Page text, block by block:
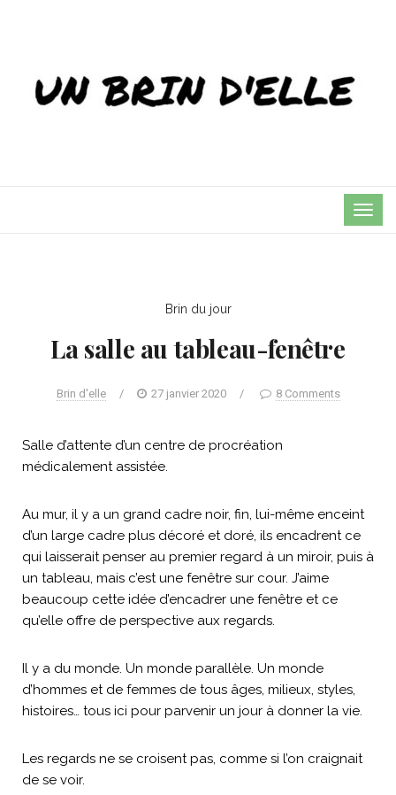
Brin du jour
La salle au tableau-fenêtre
Brin d'elle / 27 janvier 2020 / 8 Comments
Salle d’attente d’un centre de procréation
médicalement assistée.
Au mur, il y a un grand cadre noir, fin, lui-même enceint
d’un large cadre plus décoré et doré, ils encadrent ce
qui laisserait penser au premier regard à un miroir, puis à
un tableau, mais c’est une fenêtre sur cour. J’aime
beaucoup cette idée d’encadrer une fenêtre et ce
qu’elle offre de perspective aux regards.
Il y a du monde. Un monde parallèle. Un monde
d’hommes et de femmes de tous âges, milieux, styles,
histoires… tous ici pour parvenir un jour à donner la vie.
Les regards ne se croisent pas, comme si l’on craignait
de se voir.